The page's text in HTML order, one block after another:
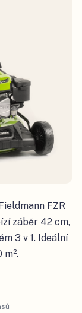
FZR
záběr 42 cm,
3 v 1. Ideální